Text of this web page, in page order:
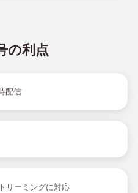
の利点
配信
リーミングに対応